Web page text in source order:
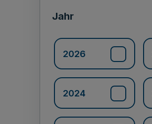
Jahr
2026
2024